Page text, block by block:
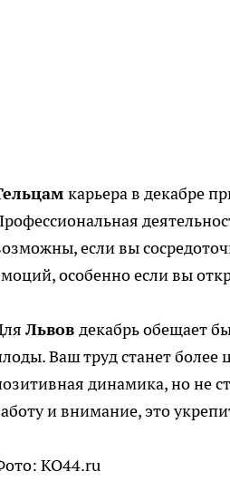
карьера в декабре
если вы
особенно если вы
Львов декабрь обещает
Ваш труд станет более
динамика, но не
и внимание, это
KO44.ru